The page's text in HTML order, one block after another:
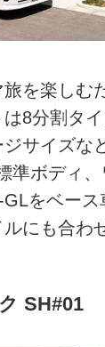
を楽しむ
8分割タ
サイズな
準ボディ、
をベース
にも合わ
SH#01